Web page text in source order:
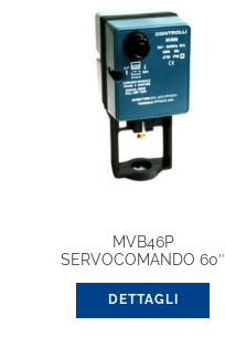
MVB46P
SERVOCOMANDO 60″
POTENZIOMETRO AUX
DETTAGLI